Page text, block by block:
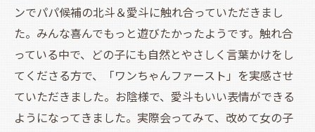
ンでパパ候補の北斗＆愛斗に触れ合っていただきまし
た。みんな喜んでもっと遊びたかったようです。触れ合
っている中で、どの子にも自然とやさしく言葉かけをし
てくださる方で、「ワンちゃんファースト」を実感させ
ていただきました。お陰様で、愛斗もいい表情ができる
ようになってきました。実際会ってみて、改めて女の子